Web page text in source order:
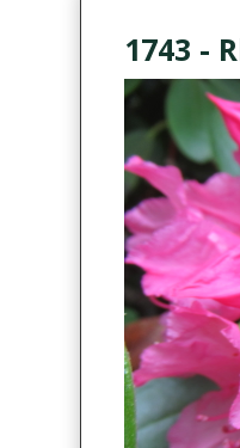
1743 -